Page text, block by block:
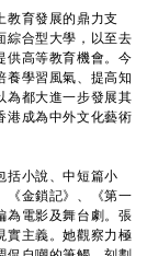
育發展的鼎力支
綜合型大學，以至去
供高等教育機會。今
養學習風氣、提高知
為都大進一步發展其
港成為中外文化藝術
小說、中短篇小
《金鎖記》、《第一
為電影及舞台劇。張
實主義。她觀察力極